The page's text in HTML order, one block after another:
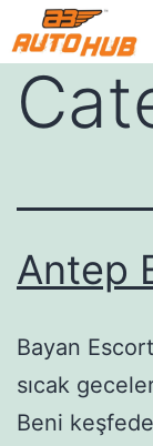
Antep
Bayan
sıcak
Beni